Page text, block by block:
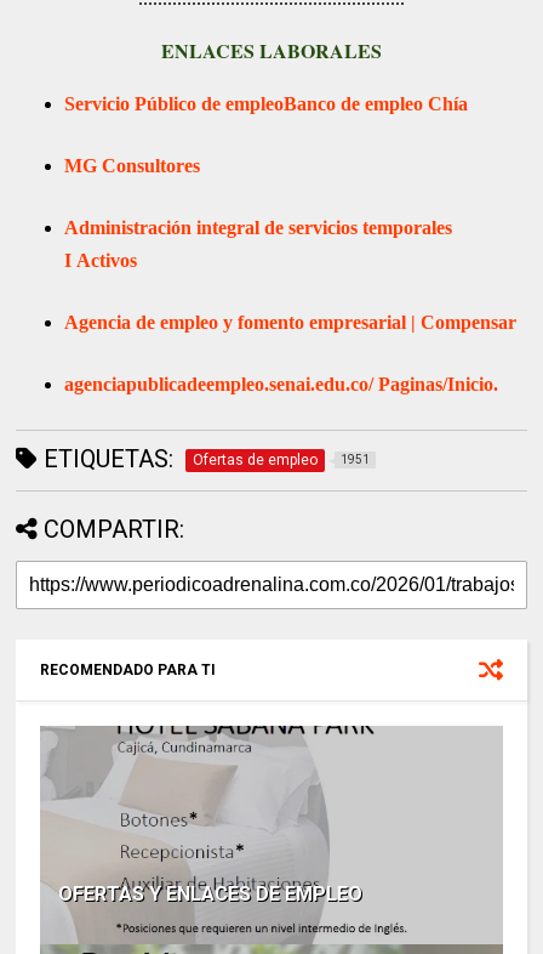
ENLACES LABORALES
Servicio Público de empleoBanco de empleo Chía
MG Consultores
Administración integral de servicios temporales
I Activos
Agencia de empleo y fomento empresarial | Compensar
agenciapublicadeempleo.senai.edu.co/Paginas/Inicio.
ETIQUETAS: Ofertas de empleo 1951
COMPARTIR:
RECOMENDADO PARA TI
OFERTAS Y ENLACES DE EMPLEO